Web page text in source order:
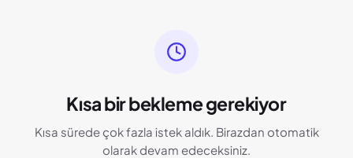
Kısa bir bekleme gerekiyor
Kısa sürede çok fazla istek aldık. Birazdan otomatik
olarak devam edeceksiniz.